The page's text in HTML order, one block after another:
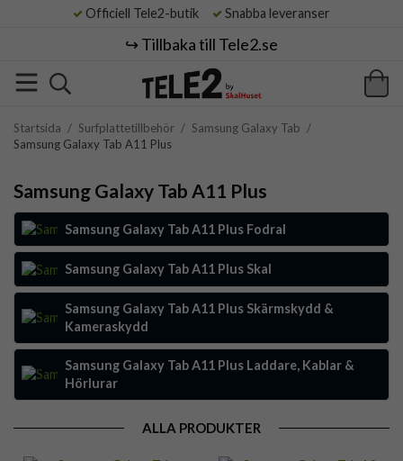
Officiell Tele2-butik Snabba leveranser
↪️ Tillbaka till Tele2.se
Startsida / Surfplattetillbehör / Samsung Galaxy Tab /
Samsung Galaxy Tab A11 Plus
Samsung Galaxy Tab A11 Plus
Samsung Galaxy Tab A11 Plus Fodral
Samsung Galaxy Tab A11 Plus Skal
Samsung Galaxy Tab A11 Plus Skärmskydd &
Kameraskydd
Samsung Galaxy Tab A11 Plus Laddare, Kablar &
Hörlurar
ALLA PRODUKTER